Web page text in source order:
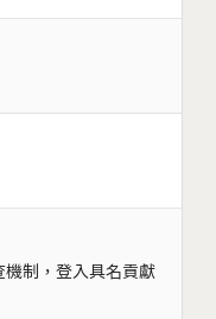
制，登入具名貢獻